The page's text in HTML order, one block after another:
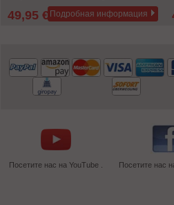
49,95 € 119,99 €
Подробная информация
Посетите нас на YouTube . Посетите нас